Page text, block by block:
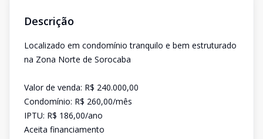
Descrição
Localizado em condomínio tranquilo e bem estruturado
na Zona Norte de Sorocaba
Valor de venda: R$ 240.000,00
Condomínio: R$ 260,00/mês
IPTU: R$ 186,00/ano
Aceita financiamento